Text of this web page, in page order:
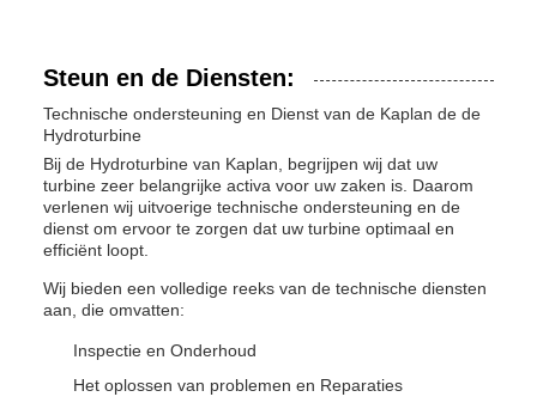
Steun en de Diensten:
Technische ondersteuning en Dienst van de Kaplan de de
Hydroturbine
Bij de Hydroturbine van Kaplan, begrijpen wij dat uw
turbine zeer belangrijke activa voor uw zaken is. Daarom
verlenen wij uitvoerige technische ondersteuning en de
dienst om ervoor te zorgen dat uw turbine optimaal en
efficiënt loopt.
Wij bieden een volledige reeks van de technische diensten
aan, die omvatten:
Inspectie en Onderhoud
Het oplossen van problemen en Reparaties